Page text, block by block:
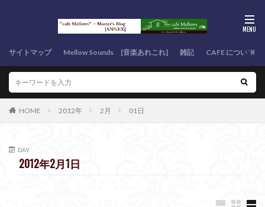
サイトマップ Mellow Sounds [音楽あれこれ] 雑記 CAFE について
HOME 2012年 2月 01日
DAY
2012年2月1日